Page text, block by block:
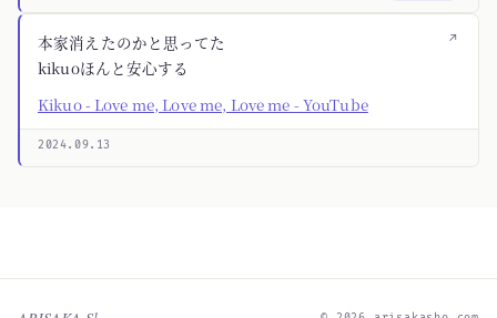
↗
本家消えたのかと思ってた
kikuoほんと安心する
Kikuo - Love me, Love me, Love me - YouTube
2024.09.13